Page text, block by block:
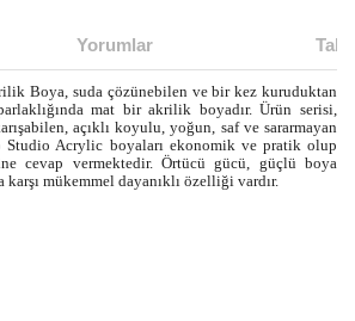
Yorumlar
Boya, suda çözünebilen ve bir kez kuruduktan
mat bir akrilik boyadır. Ürün serisi,
açıklı koyulu, yoğun, saf ve sararmayan
Studio Acrylic boyaları ekonomik ve pratik olup
cevap vermektedir. Örtücü gücü, güçlü boya
karşı mükemmel dayanıklı özelliği vardır.